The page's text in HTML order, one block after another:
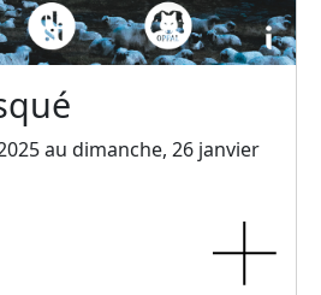
au dimanche, 26 janvier